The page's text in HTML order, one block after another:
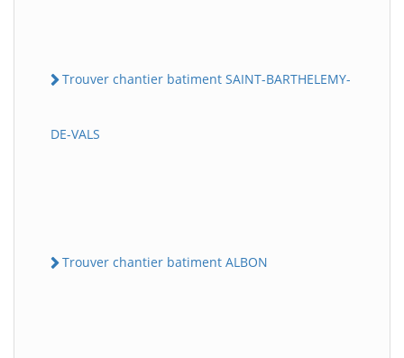
Trouver chantier batiment SAINT-BARTHELEMY-
DE-VALS
Trouver chantier batiment ALBON